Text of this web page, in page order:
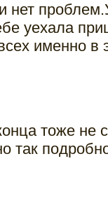
нет
уехала
именно в
тоже не
так